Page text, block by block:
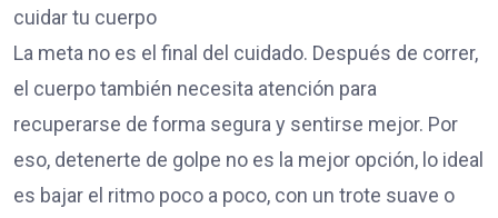
cuidar tu cuerpo
La meta no es el final del cuidado. Después de correr,
el cuerpo también necesita atención para
recuperarse de forma segura y sentirse mejor. Por
eso, detenerte de golpe no es la mejor opción, lo ideal
es bajar el ritmo poco a poco, con un trote suave o